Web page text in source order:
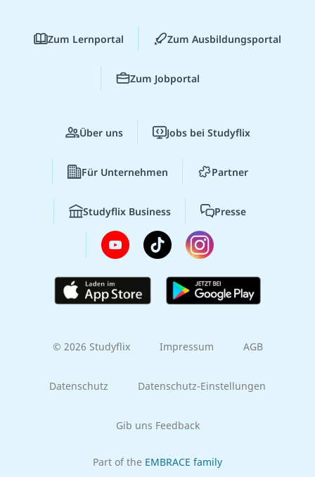
Zum Lernportal Zum Ausbildungsportal
Zum Jobportal
Über uns Jobs bei Studyflix
Für Unternehmen Partner
Studyflix Business Presse
© 2026 Studyflix Impressum AGB
Datenschutz Datenschutz-Einstellungen
Gib uns Feedback
Part of the EMBRACE family